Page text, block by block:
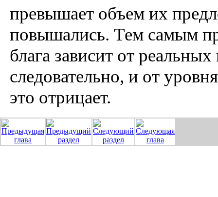
превышает объем их
повышались. Тем самым
блага зависит от
следовательно, и от
это отрицает.